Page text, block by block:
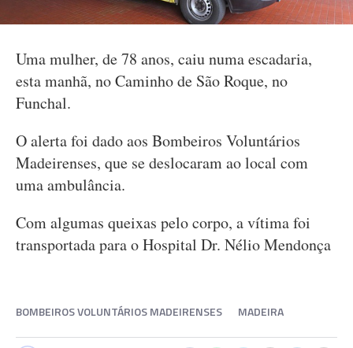
Uma mulher, de 78 anos, caiu numa escadaria,
esta manhã, no Caminho de São Roque, no
Funchal.
O alerta foi dado aos Bombeiros Voluntários
Madeirenses, que se deslocaram ao local com
uma ambulância.
Com algumas queixas pelo corpo, a vítima foi
transportada para o Hospital Dr. Nélio Mendonça
BOMBEIROS VOLUNTÁRIOS MADEIRENSES MADEIRA